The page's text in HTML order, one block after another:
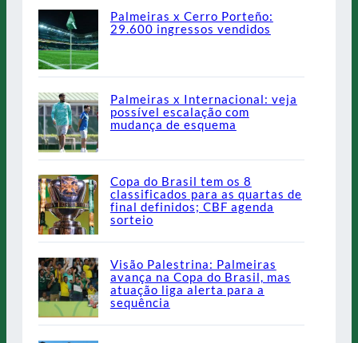
Palmeiras x Cerro Porteño:
29.600 ingressos vendidos
Palmeiras x Internacional: veja
possível escalação com
mudança de esquema
Copa do Brasil tem os 8
classificados para as quartas de
final definidos; CBF agenda
sorteio
Visão Palestrina: Palmeiras
avança na Copa do Brasil, mas
atuação liga alerta para a
sequência